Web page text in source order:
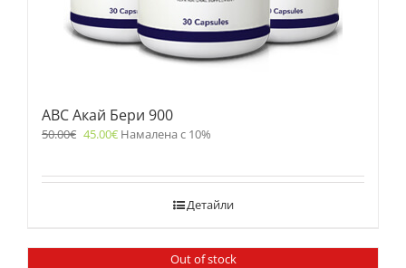
ABC Акай Бери 900
50.00€ 45.00€ Намалена с 10%
Детайли
Out of stock